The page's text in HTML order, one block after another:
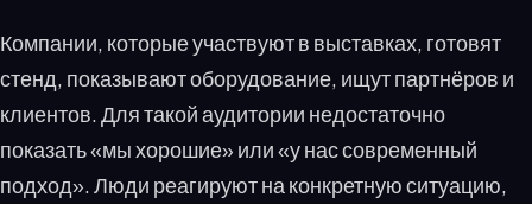
Компании, которые участвуют в выставках, готовят
стенд, показывают оборудование, ищут партнёров и
клиентов. Для такой аудитории недостаточно
показать «мы хорошие» или «у нас современный
подход». Люди реагируют на конкретную ситуацию,